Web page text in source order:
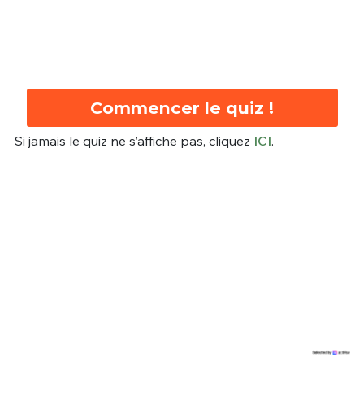
Commencer le quiz !
Si jamais le quiz ne s’affiche pas, cliquez ICI.